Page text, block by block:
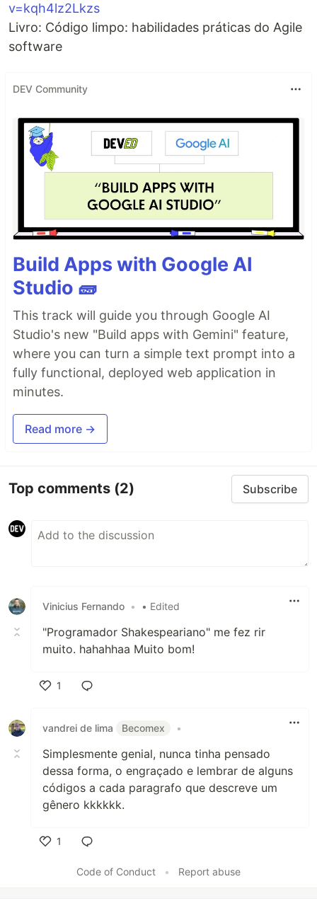
v=kqh4lz2Lkzs
Livro: Código limpo: habilidades práticas do Agile
software
DEV Community
Build Apps with Google AI
Studio 🧱
This track will guide you through Google AI
Studio's new "Build apps with Gemini" feature,
where you can turn a simple text prompt into a
fully functional, deployed web application in
minutes.
Read more →
Top comments (2) Subscribe
Vinicius Fernando • • Edited
"Programador Shakespeariano" me fez rir
muito. hahahhaa Muito bom!
1
vandrei de lima
Becomex •
Simplesmente genial, nunca tinha pensado
dessa forma, o engraçado e lembrar de alguns
códigos a cada paragrafo que descreve um
gênero kkkkkk.
1
Code of Conduct
• Report abuse